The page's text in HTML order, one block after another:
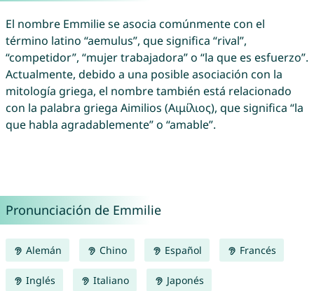
El nombre Emmilie se asocia comúnmente con el
término latino “aemulus”, que significa “rival”,
“competidor”, “mujer trabajadora” o “la que es esfuerzo”.
Actualmente, debido a una posible asociación con la
mitología griega, el nombre también está relacionado
con la palabra griega Aimilios (Αιμίλιος), que significa “la
que habla agradablemente” o “amable”.
Pronunciación de Emmilie
Alemán Chino Español Francés
Inglés Italiano Japonés